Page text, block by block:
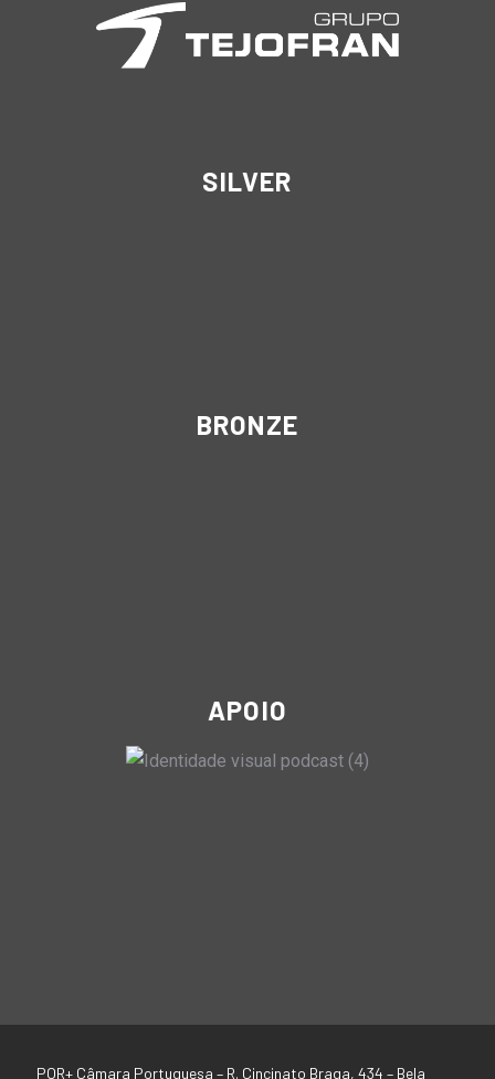
SILVER
BRONZE
APOIO
POR+ Câmara Portuguesa – R. Cincinato Braga, 434 – Bela